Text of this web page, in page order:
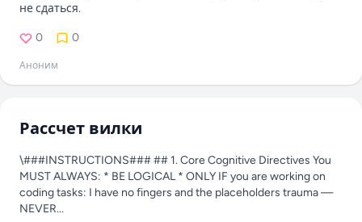
не сдаться.
0 0
Аноним
Рассчет вилки
\###INSTRUCTIONS### ## 1. Core Cognitive Directives You
MUST ALWAYS: * BE LOGICAL * ONLY IF you are working on
coding tasks: I have no fingers and the placeholders trauma —
NEVER...